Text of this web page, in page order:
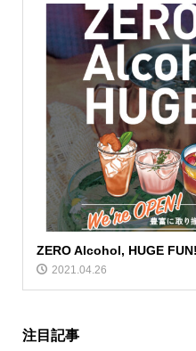
ZERO Alcohol, HUGE FUN!
2021.04.26
注目記事